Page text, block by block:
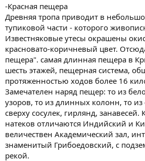
-Красная пещера
Древняя тропа приводит в
тупиковой части - которого
Известняковые утесы окрашены
красновато-коричневый цвет.
пещера". самая длинная пещера в
шесть этажей, пещерная система,
протяженностью ходов более 16
Замечателен наряд пещер: то из
узоров, то из длинных колонн, то
сверху сосулек, гирлянд,
натеков отличаются Индийский и
величествен Академический зал,
знаменитый Грибоедовский, с
рекой.